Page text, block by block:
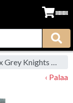
Codex Grey Knights 2025
‹ Palaa